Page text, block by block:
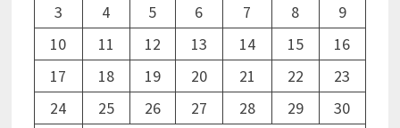
3
4 5 6 7 8
9
10
11 12 13 14 15
16
17
18 19 20 21 22
23
24
25 26 27 28 29
30